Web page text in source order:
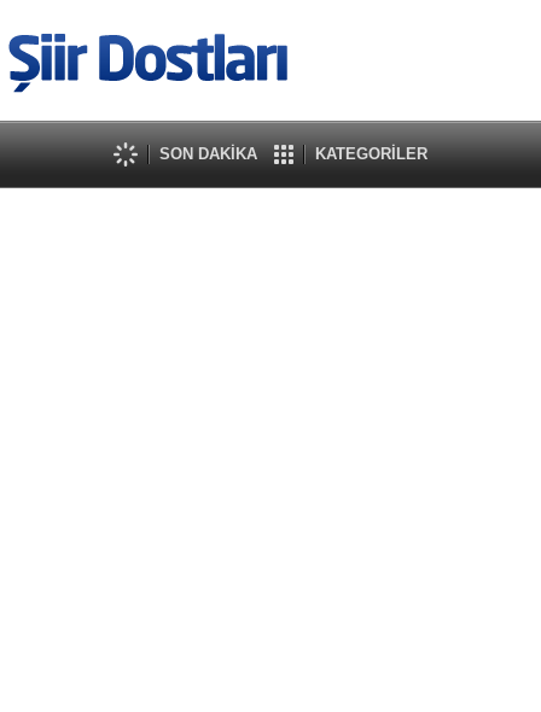
SON DAKİKA KATEGORİLER